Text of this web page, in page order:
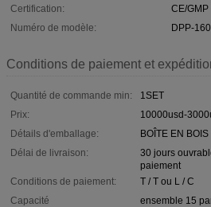
Certification:
CE/
Numéro de modèle:
DPP-
Conditions de paiement et
Quantité de commande min:
1SET
Prix:
10000usd-
Détails d'emballage:
BOÎTE EN BOIS
Délai de livraison:
30 jours
paiement
Conditions de paiement:
T / T ou L / C
Capacité
ensemble 15